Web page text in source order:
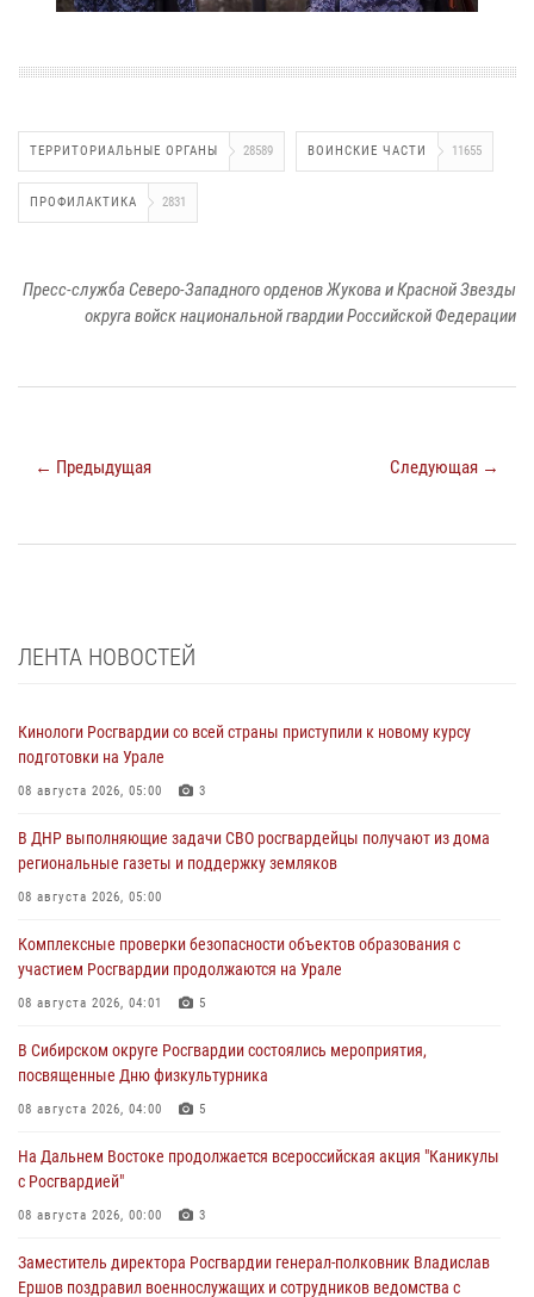
ТЕРРИТОРИАЛЬНЫЕ ОРГАНЫ 28589 ВОИНСКИЕ ЧАСТИ 11655
ПРОФИЛАКТИКА 2831
Пресс-служба Северо-Западного орденов Жукова и Красной Звезды
округа войск национальной гвардии Российской Федерации
← Предыдущая Следующая →
ЛЕНТА НОВОСТЕЙ
Кинологи Росгвардии со всей страны приступили к новому курсу
подготовки на Урале
08 августа 2026, 05:00 3
В ДНР выполняющие задачи СВО росгвардейцы получают из дома
региональные газеты и поддержку земляков
08 августа 2026, 05:00
Комплексные проверки безопасности объектов образования с
участием Росгвардии продолжаются на Урале
08 августа 2026, 04:01 5
В Сибирском округе Росгвардии состоялись мероприятия,
посвященные Дню физкультурника
08 августа 2026, 04:00 5
На Дальнем Востоке продолжается всероссийская акция "Каникулы
с Росгвардией"
08 августа 2026, 00:00 3
Заместитель директора Росгвардии генерал-полковник Владислав
Ершов поздравил военнослужащих и сотрудников ведомства с